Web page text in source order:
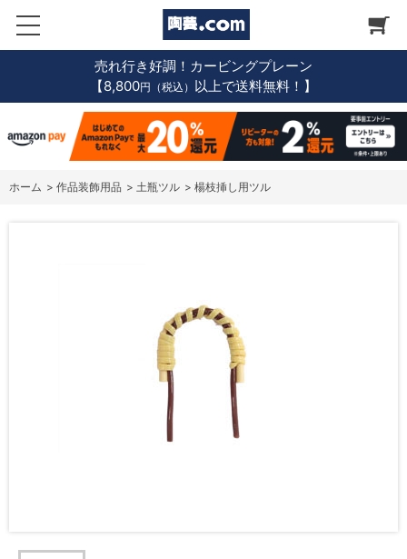
売れ行き好調！カービングプレーン
【8,800円（税込） 以上で送料無料！】
ホーム > 作品装飾用品 > 土瓶ツル > 楊枝挿し用ツル